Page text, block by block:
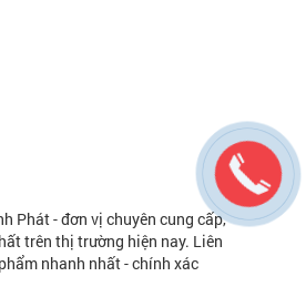
Phát - đơn vị chuyên cung cấp,
trên thị trường hiện nay. Liên
nhanh nhất - chính xác